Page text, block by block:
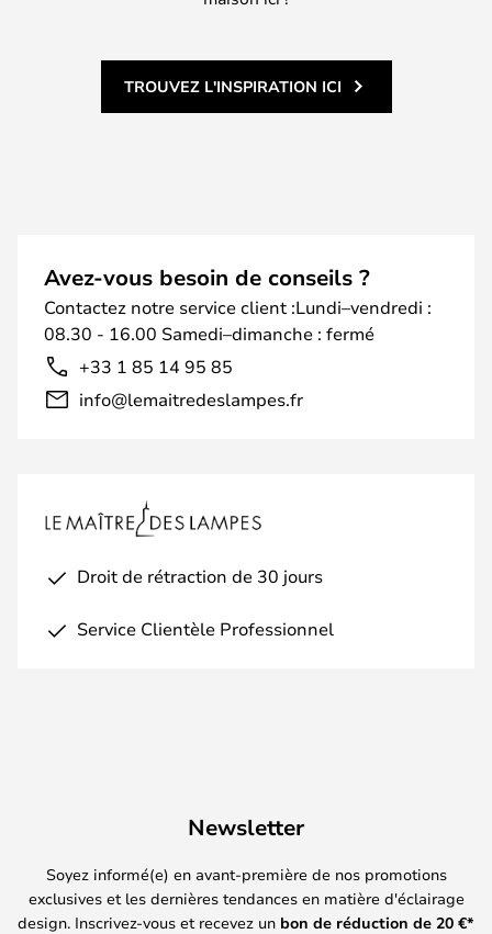
TROUVEZ L'INSPIRATION ICI
Avez-vous besoin de conseils ?
Contactez notre service client :Lundi–vendredi :
08.30 - 16.00 Samedi–dimanche : fermé
+33 1 85 14 95 85
info@lemaitredeslampes.fr
Droit de rétraction de 30 jours
Service Clientèle Professionnel
Newsletter
Soyez informé(e) en avant-première de nos promotions
exclusives et les dernières tendances en matière d'éclairage
design. Inscrivez-vous et recevez un bon de réduction de 20 €*